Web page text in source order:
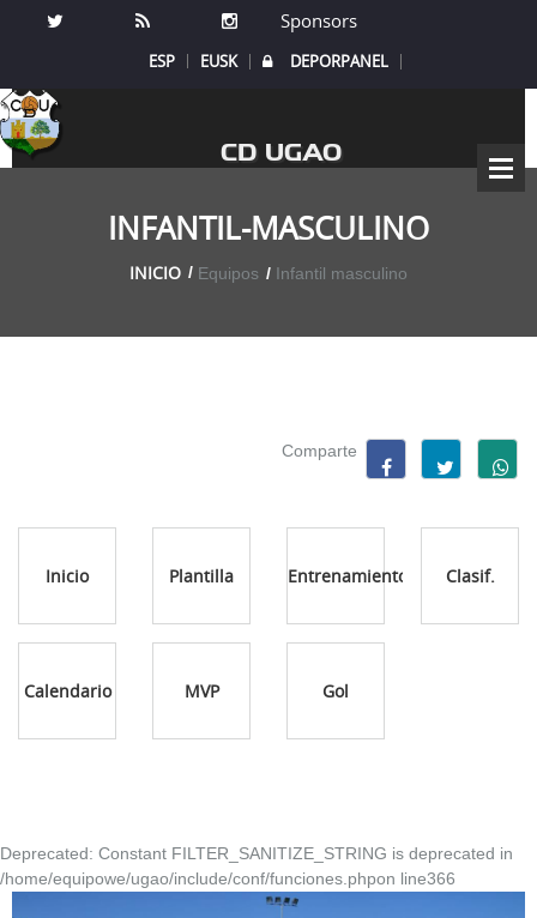
Sponsors
ESP EUSK DEPORPANEL
CD UGAO
INFANTIL-MASCULINO
INICIO Equipos Infantil masculino
Comparte
Inicio Plantilla Entrenamientos Clasif.
Calendario MVP Gol
Deprecated: Constant FILTER_SANITIZE_STRING is deprecated in
/home/equipowe/ugao/include/conf/funciones.phpon line366